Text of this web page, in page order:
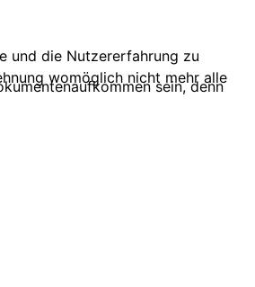
sein, denn
und die Nutzererfahrung zu
womöglich nicht mehr alle